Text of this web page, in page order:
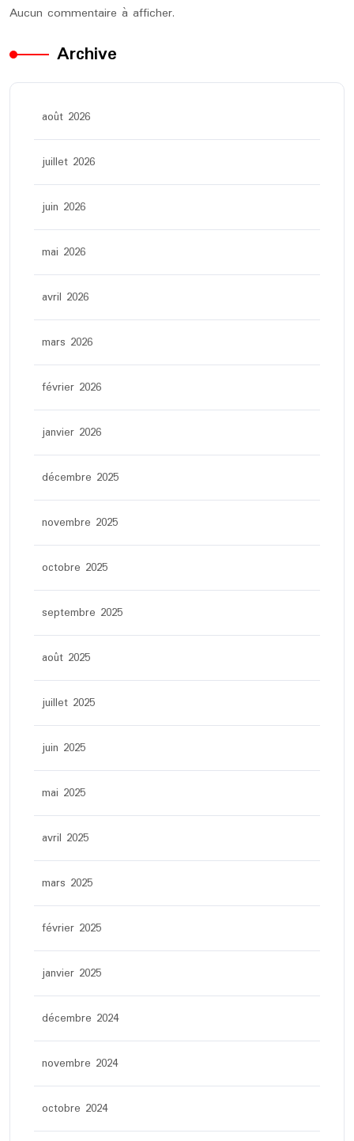
Aucun commentaire à afficher.
Archive
août 2026
juillet 2026
juin 2026
mai 2026
avril 2026
mars 2026
février 2026
janvier 2026
décembre 2025
novembre 2025
octobre 2025
septembre 2025
août 2025
juillet 2025
juin 2025
mai 2025
avril 2025
mars 2025
février 2025
janvier 2025
décembre 2024
novembre 2024
octobre 2024